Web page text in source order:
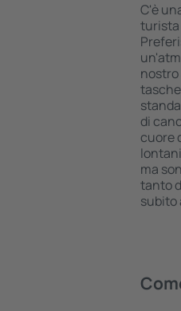
C'è
turista
di
cuore
ma
tanto
subito